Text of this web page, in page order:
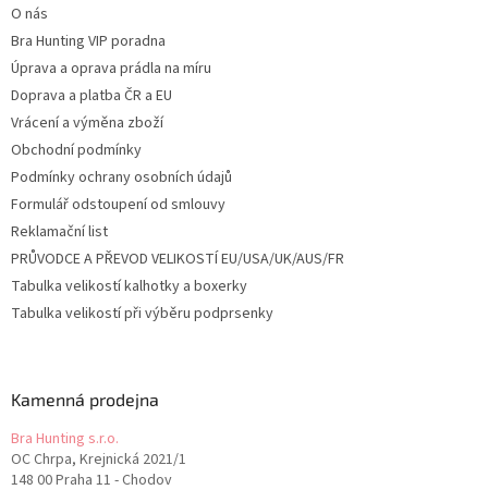
O nás
Bra Hunting VIP poradna
Úprava a oprava prádla na míru
Doprava a platba ČR a EU
Vrácení a výměna zboží
Obchodní podmínky
Podmínky ochrany osobních údajů
Formulář odstoupení od smlouvy
Reklamační list
PRŮVODCE A PŘEVOD VELIKOSTÍ EU/USA/UK/AUS/FR
Tabulka velikostí kalhotky a boxerky
Tabulka velikostí při výběru podprsenky
Kamenná prodejna
Bra Hunting s.r.o.
OC Chrpa, Krejnická 2021/1
148 00 Praha 11 - Chodov